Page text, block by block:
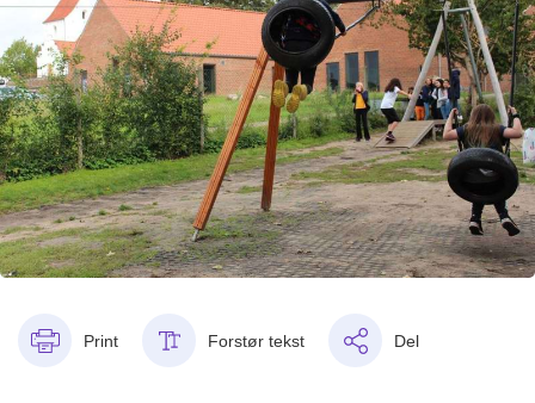
Print Forstør tekst Del